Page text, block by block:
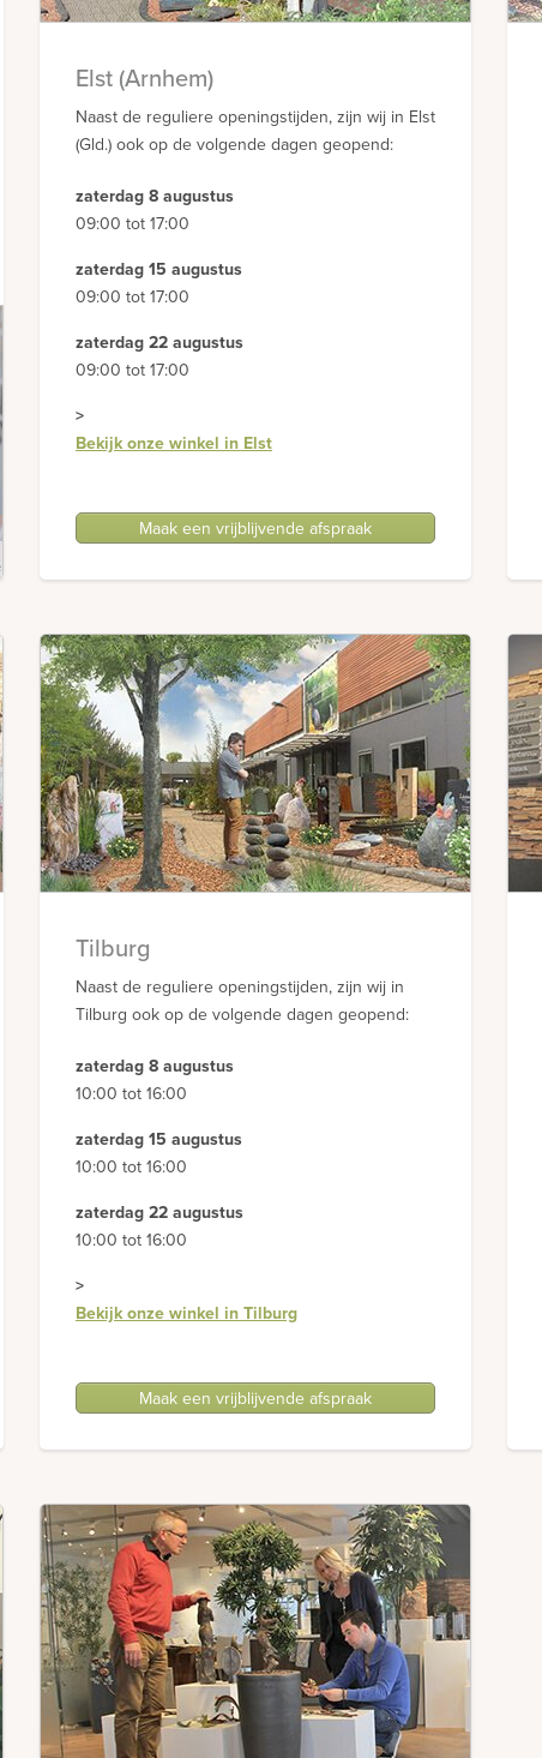
Elst (Arnhem)
Naast de reguliere openingstijden, zijn wij in Elst
(Gld.) ook op de volgende dagen geopend:
zaterdag 8 augustus
09:00 tot 17:00
zaterdag 15 augustus
09:00 tot 17:00
zaterdag 22 augustus
09:00 tot 17:00
>
Bekijk onze winkel in Elst
Maak een vrijblijvende afspraak
Tilburg
Naast de reguliere openingstijden, zijn wij in
Tilburg ook op de volgende dagen geopend:
zaterdag 8 augustus
10:00 tot 16:00
zaterdag 15 augustus
10:00 tot 16:00
zaterdag 22 augustus
10:00 tot 16:00
>
Bekijk onze winkel in Tilburg
Maak een vrijblijvende afspraak